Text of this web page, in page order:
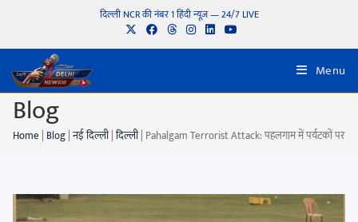
दिल्ली NCR की नंबर 1 हिंदी न्यूज़ — 24/7 LIVE
Menu
Blog
Home | Blog|नई दिल्ली|दिल्ली| Pahalgam Terrorist Attack: पहलगाम में पर्यटकों पर